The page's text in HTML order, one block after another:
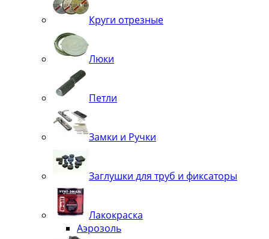
Круги отрезные
Люки
Петли
Замки и Ручки
Заглушки для труб и фиксаторы
Лакокраска
Аэрозоль